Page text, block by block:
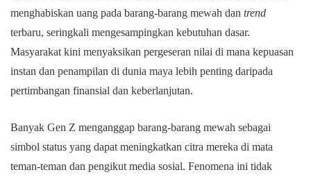
menghabiskan uang pada barang-barang mewah dan trend
terbaru, seringkali mengesampingkan kebutuhan dasar.
Masyarakat kini menyaksikan pergeseran nilai di mana kepuasan
instan dan penampilan di dunia maya lebih penting daripada
pertimbangan finansial dan keberlanjutan.
Banyak Gen Z menganggap barang-barang mewah sebagai
simbol status yang dapat meningkatkan citra mereka di mata
teman-teman dan pengikut media sosial. Fenomena ini tidak